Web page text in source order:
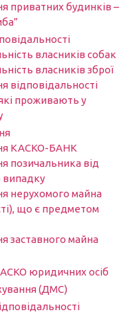
приватних будинків –
власників собак
власників зброї
відповідальності
проживають у
КАСКО-БАНК
позичальника від
нерухомого майна
що є предметом
заставного майна
юридичних осіб
(ДМС)